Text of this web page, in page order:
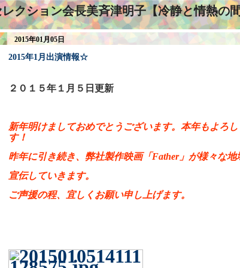
クション会長美斉津明子【冷静と情熱の
2015年01月05日
2015年1月出演情報☆
２０１５年１月５日更新
新年明けましておめでとうございます。 本年もよろ
す！
昨年に引き続き、弊社製作映画「Father」が様々な地
宣伝していきます。
ご声援の程、宜しくお願い申し上げます。